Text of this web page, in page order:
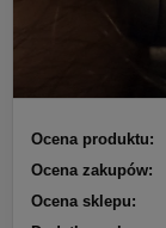
Ocena produktu:
Ocena zakupów:
Ocena sklepu: